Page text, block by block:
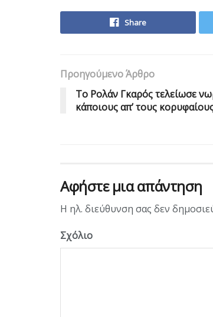
Share
Προηγούμενο Άρθρο
Το Ρολάν Γκαρός τελείωσε
κάποιους απ’ τους
Αφήστε μια απάντηση
Η ηλ. διεύθυνση σας δεν
Σχόλιο